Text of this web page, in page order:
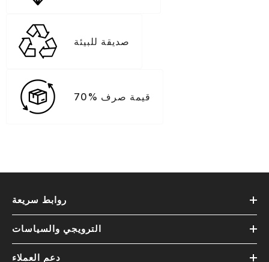
صديقة للبيئة
70% قيمة صرف
روابط سريعة
الترويجي والسياسات
دعم العملاء